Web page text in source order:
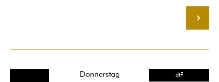
Donnerstag
dtF